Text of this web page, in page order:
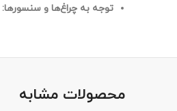
توجه به چراغ‌ها و سنسورها:
محصولات مشابه